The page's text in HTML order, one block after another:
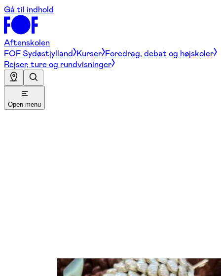
Gå til indhold
Aftenskolen
FOF Sydøstjylland Kurser Foredrag, debat og højskoler
Rejser, ture og rundvisninger
Open menu